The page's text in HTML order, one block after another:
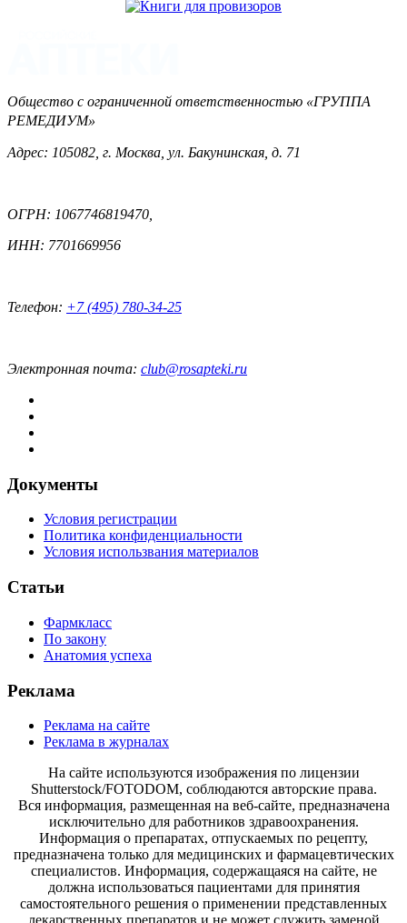
Общество с ограниченной ответственностью «ГРУППА
РЕМЕДИУМ»
Адрес: 105082, г. Москва, ул. Бакунинская, д. 71
ОГРН: 1067746819470,
ИНН: 7701669956
Телефон: +7 (495) 780-34-25
Электронная почта: club@rosapteki.ru
Документы
Условия регистрации
Политика конфиденциальности
Условия использвания материалов
Статьи
Фармкласс
По закону
Анатомия успеха
Реклама
Реклама на сайте
Реклама в журналах
На сайте используются изображения по лицензии
Shutterstock/FOTODOM, соблюдаются авторские права.
Вся информация, размещенная на веб-сайте, предназначена
исключительно для работников здравоохранения.
Информация о препаратах, отпускаемых по рецепту,
предназначена только для медицинских и фармацевтических
специалистов. Информация, содержащаяся на сайте, не
должна использоваться пациентами для принятия
самостоятельного решения о применении представленных